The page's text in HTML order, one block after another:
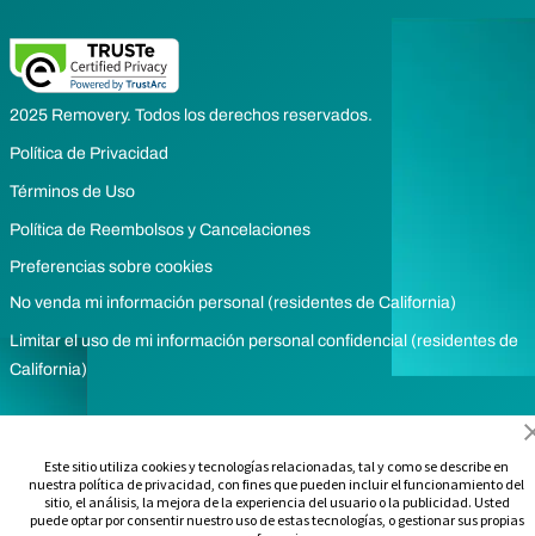
Este sitio utiliza cookies y tecnologías relacionadas, tal y como se describe en
nuestra política de privacidad, con fines que pueden incluir el funcionamiento del
sitio, el análisis, la mejora de la experiencia del usuario o la publicidad. Usted
puede optar por consentir nuestro uso de estas tecnologías, o gestionar sus propias
2025 Removery. Todos los derechos reservados.
Política de Privacidad
Términos de Uso
Política de Reembolsos y Cancelaciones
Preferencias sobre cookies
No venda mi información personal (residentes de California)
Limitar el uso de mi información personal confidencial (residentes de
California)